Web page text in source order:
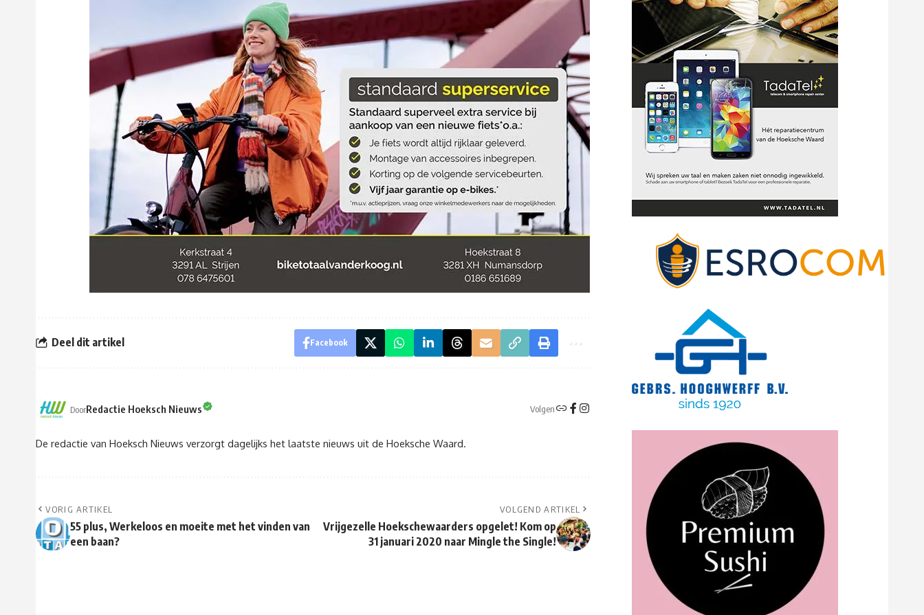
Deel dit artikel Facebook
DoorRedactie Hoeksch Nieuws Volgen
De redactie van Hoeksch Nieuws verzorgt dagelijks het laatste nieuws uit de Hoeksche Waard.
VORIG ARTIKEL
55 plus, Werkeloos en moeite met het vinden van
een baan?
VOLGEND ARTIKEL
Vrijgezelle Hoekschewaarders opgelet! Kom op
31 januari 2020 naar Mingle the Single!